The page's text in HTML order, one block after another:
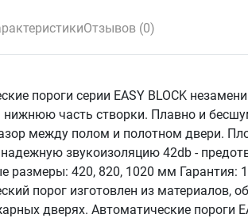
Отзывов (0)
пороги серии EASY BLOCK
нижнюю часть створки. Плавно и
между полом и полотном двери.
надежную звукоизоляцию 42db -
размеры: 420, 820, 1020 мм Гарантия:
порог изготовлен из
дверях. Автоматические пороги